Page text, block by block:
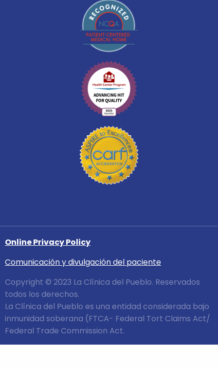
Online Privacy Policy
Comunicación y divulgación del paciente
Copyright © 2023 La Clínica del Pueblo. Reservados
todos los derechos.
La Clínica del Pueblo es una entidad considerada bajo
inmunidad soberana (FTCA- Federal Tort Claims Act/
Federal Trade Commission Act.